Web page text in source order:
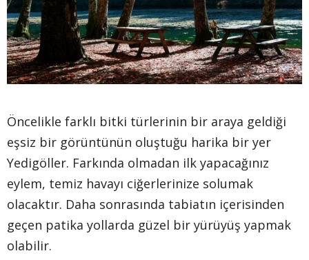
Öncelikle farklı bitki türlerinin bir araya geldiği
eşsiz bir görüntünün oluştuğu harika bir yer
Yedigöller. Farkında olmadan ilk yapacağınız
eylem, temiz havayı ciğerlerinize solumak
olacaktır. Daha sonrasında tabiatın içerisinden
geçen patika yollarda güzel bir yürüyüş yapmak
olabilir.